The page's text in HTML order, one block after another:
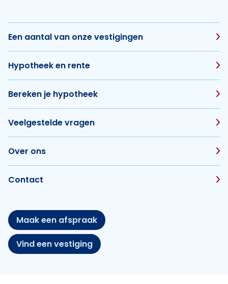
Een aantal van onze vestigingen
Hypotheek en rente
Bereken je hypotheek
Veelgestelde vragen
Over ons
Contact
Maak een afspraak
Vind een vestiging